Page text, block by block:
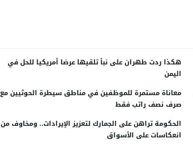
هكذا ردت طهران على نبأ تلقيها عرضا أمريكيا للحل في
اليمن
معاناة مستمرة للموظفين في مناطق سيطرة الحوثيين مع
صرف نصف راتب فقط
الحكومة تراهن على الجمارك لتعزيز الإيرادات.. ومخاوف من
انعكاسات على الأسواق